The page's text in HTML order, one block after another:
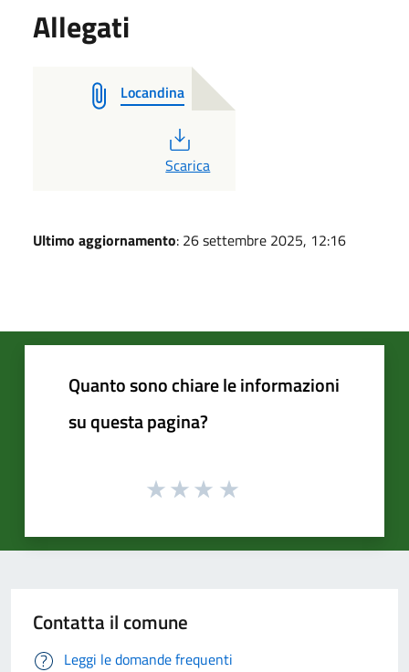
Allegati
Locandina
PDF
Scarica
Ultimo aggiornamento: 26 settembre 2025, 12:16
Quanto sono chiare le informazioni
su questa pagina?
Contatta il comune
Leggi le domande frequenti